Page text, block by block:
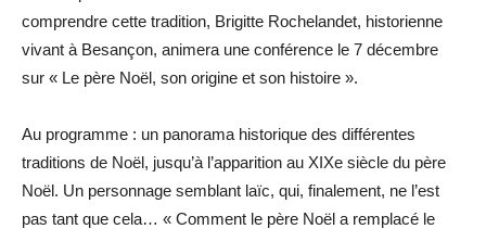
comprendre cette tradition, Brigitte Rochelandet, historienne
vivant à Besançon, animera une conférence le 7 décembre
sur « Le père Noël, son origine et son histoire ».
Au programme : un panorama historique des différentes
traditions de Noël, jusqu’à l’apparition au XIXe siècle du père
Noël. Un personnage semblant laïc, qui, finalement, ne l’est
pas tant que cela… « Comment le père Noël a remplacé le